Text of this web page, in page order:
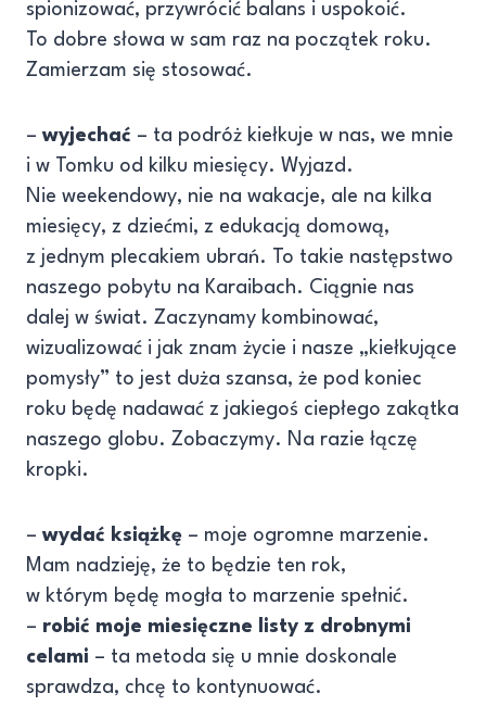
spionizować, przywrócić balans i uspokoić.
To dobre słowa w sam raz na początek roku.
Zamierzam się stosować.
–wyjechać – ta podróż kiełkuje w nas, we mnie
i w Tomku od kilku miesięcy. Wyjazd.
Nie weekendowy, nie na wakacje, ale na kilka
miesięcy, z dziećmi, z edukacją domową,
z jednym plecakiem ubrań. To takie następstwo
naszego pobytu na Karaibach. Ciągnie nas
dalej w świat. Zaczynamy kombinować,
wizualizować i jak znam życie i nasze „kiełkujące
pomysły” to jest duża szansa, że pod koniec
roku będę nadawać z jakiegoś ciepłego zakątka
naszego globu. Zobaczymy. Na razie łączę
kropki.
–wydać książkę – moje ogromne marzenie.
Mam nadzieję, że to będzie ten rok,
w którym będę mogła to marzenie spełnić.
– robić moje miesięczne listy z drobnymi
celami – ta metoda się u mnie doskonale
sprawdza, chcę to kontynuować.